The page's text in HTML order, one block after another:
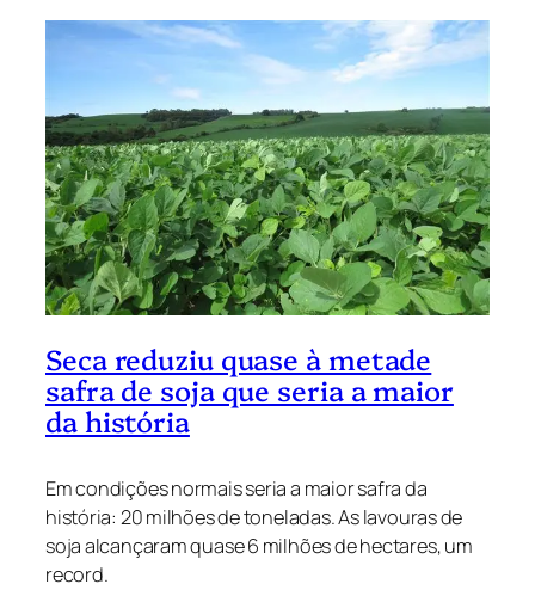
Seca reduziu quase à metade
safra de soja que seria a maior
da história
Em condições normais seria a maior safra da
história: 20 milhões de toneladas. As lavouras de
soja alcançaram quase 6 milhões de hectares, um
record.